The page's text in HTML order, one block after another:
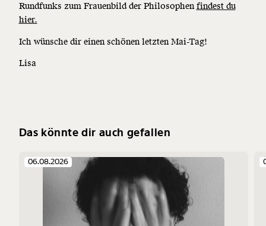
Rundfunks zum Frauenbild der Philosophenfindest du
hier.
Ich wünsche dir einen schönen letzten Mai-Tag!
Lisa
Das könnte dir auch gefallen
06.08.2026